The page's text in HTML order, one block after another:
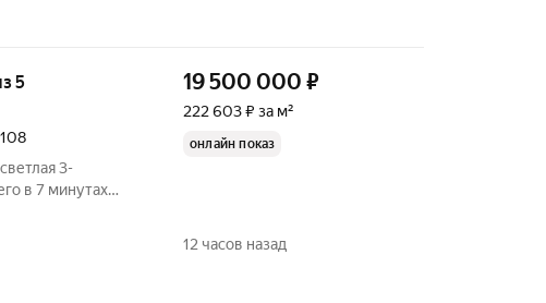
5
108
3-
в 7 минутах
большой
19 500 000 ₽
222 603 ₽ за м²
онлайн показ
12 часов назад